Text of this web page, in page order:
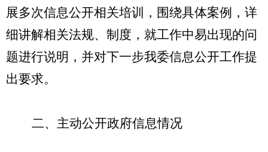
展多次信息公开相关培训，围绕具体案例，详
细讲解相关法规、制度，就工作中易出现的问
题进行说明，并对下一步我委信息公开工作提
出要求。
二、 主动公开政府信息情况